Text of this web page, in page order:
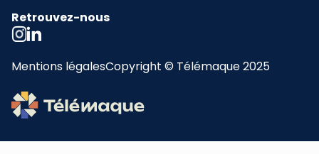
Retrouvez-nous
Mentions légalesCopyright © Télémaque 2025